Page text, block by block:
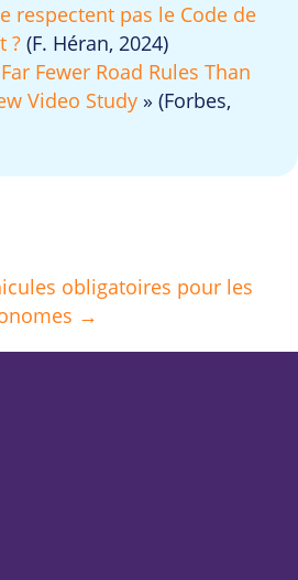
respectent pas le Code de
? (F. Héran, 2024)
Fewer Road Rules Than
Video Study » (Forbes,
obligatoires pour les
→